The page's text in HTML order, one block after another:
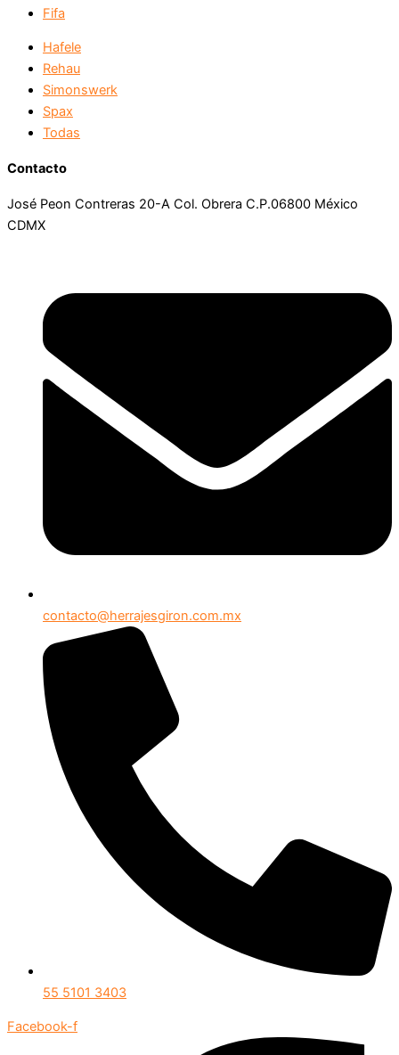
Fifa
Hafele
Rehau
Simonswerk
Spax
Todas
Contacto
José Peon Contreras 20-A Col. Obrera C.P.06800 México
CDMX
contacto@herrajesgiron.com.mx
55 5101 3403
Facebook-f